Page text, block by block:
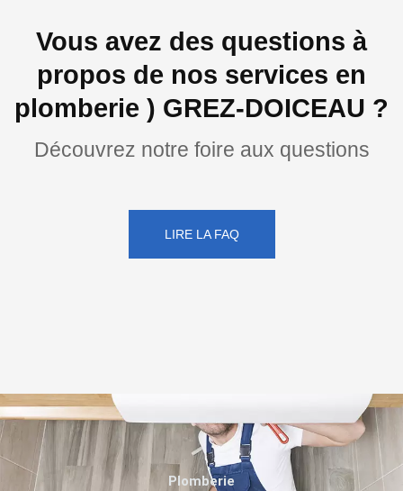
Vous avez des questions à
propos de nos services en
plomberie ) GREZ-DOICEAU ?
Découvrez notre foire aux questions
LIRE LA FAQ
Plomberie